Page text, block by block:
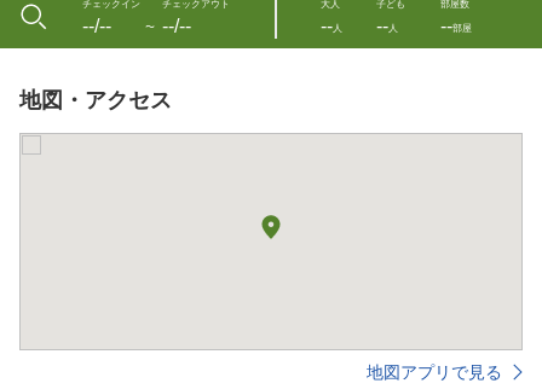
チェックイン
--/-- 〜
チェックアウト
--/--
大人
--人
子ども
--人
部屋数
--部屋
地図・アクセス
地図アプリで見る